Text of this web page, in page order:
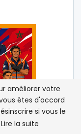
améliorer votre
êtes d'accord
si vous le
Lire la suite